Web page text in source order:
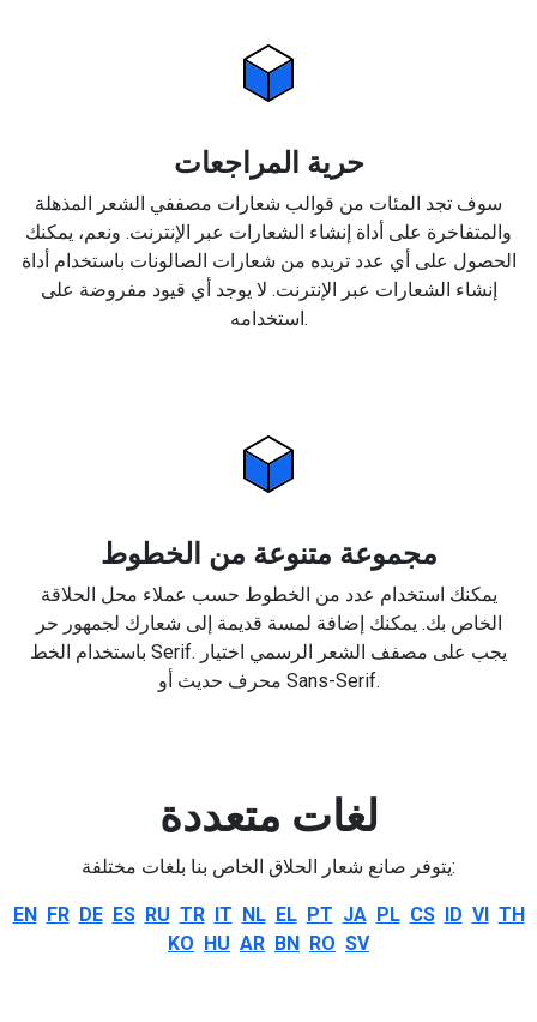
حرية المراجعات
سوف تجد المئات من قوالب شعارات مصففي الشعر المذهلة
والمتفاخرة على أداة إنشاء الشعارات عبر الإنترنت. ونعم، يمكنك
الحصول على أي عدد تريده من شعارات الصالونات باستخدام أداة
إنشاء الشعارات عبر الإنترنت. لا يوجد أي قيود مفروضة على
استخدامه.
مجموعة متنوعة من الخطوط
يمكنك استخدام عدد من الخطوط حسب عملاء محل الحلاقة
الخاص بك. يمكنك إضافة لمسة قديمة إلى شعارك لجمهور حر
باستخدام الخط Serif. يجب على مصفف الشعر الرسمي اختيار
محرف حديث أو Sans-Serif.
لغات متعددة
يتوفر صانع شعار الحلاق الخاص بنا بلغات مختلفة:
EN FR DE ES RU TR IT NL EL PT JA PL CS ID VI TH
KO HU AR BN RO SV